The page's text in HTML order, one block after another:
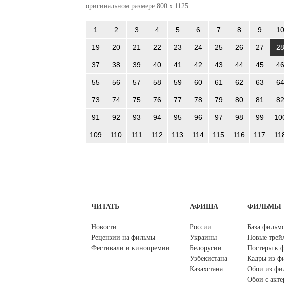
оригинальном размере 800 x 1125.
1 2 3 4 5 6 7 8 9 10
19 20 21 22 23 24 25 26 27 28
37 38 39 40 41 42 43 44 45 46
55 56 57 58 59 60 61 62 63 64
73 74 75 76 77 78 79 80 81 82
91 92 93 94 95 96 97 98 99
109 110 111 112 113 114 115 116 117
ЧИТАТЬ
Новости
Рецензии на фильмы
Фестивали и кинопремии
АФИША
России
Украины
Белорусии
Узбекистана
Казахстана
ФИЛЬМЫ
База
Новые
Постеры к
Кадры из
Обои из
Обои с